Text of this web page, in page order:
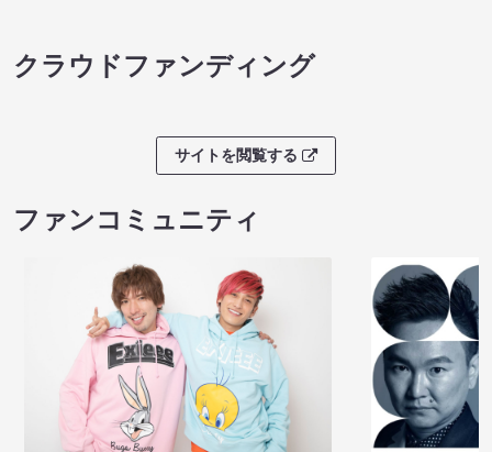
cacao channel会議12
08/08 20:45 開場 21:00 開演
サイトを閲覧する
クラウドファンディング
サイトを閲覧する
ファンコミュニティ